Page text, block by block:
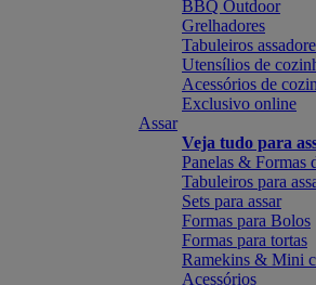
BBQ Outdoor
Grelhadores
Tabuleiros
Utensílios de
Acessórios de
Exclusivo online
Assar
Veja tudo para
Panelas & Formas
Tabuleiros para
Sets para assar
Formas para Bolos
Formas para tortas
Ramekins & Mini
Acessórios